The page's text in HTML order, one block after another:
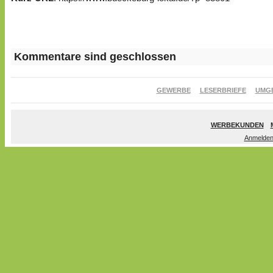
Kommentare sind geschlossen
GEWERBE LESERBRIEFE
WERBEKUNDEN
Anmelden